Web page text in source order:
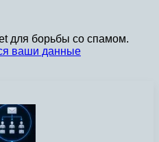
для борьбы со спамом.
ваши данные